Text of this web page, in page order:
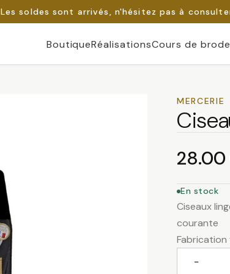
Les soldes sont arrivés, n'hésitez pas à
BoutiqueRéalisationsCours de
MERCERIE
28.00
En stock
Ciseaux
courante
Fabrication
−